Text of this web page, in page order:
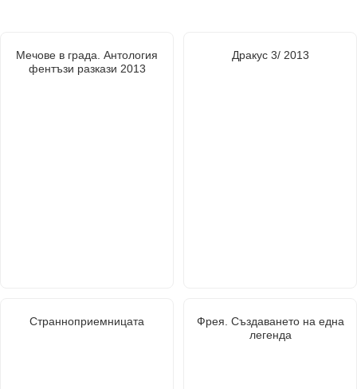
Мечове в града. Антология
фентъзи разкази 2013
Дракус 3/ 2013
Странноприемницата
Фрея. Създаването на една
легенда